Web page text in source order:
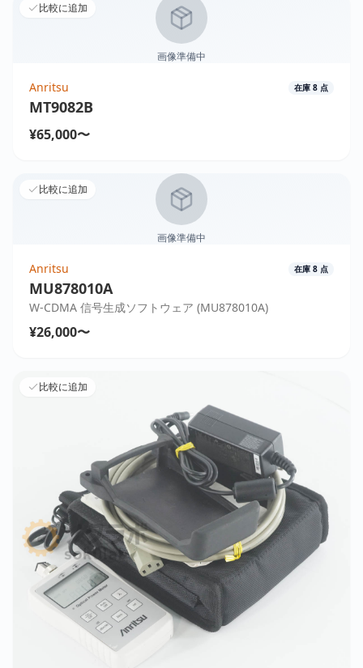
比較に追加
画像準備中
Anritsu 在庫 8 点
MT9082B
¥65,000〜
比較に追加
画像準備中
Anritsu 在庫 8 点
MU878010A
W-CDMA 信号生成ソフトウェア (MU878010A)
¥26,000〜
比較に追加